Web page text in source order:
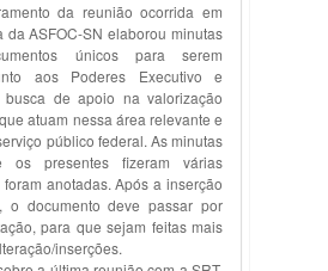
da reunião ocorrida em
da ASFOC-SN elaborou minutas
únicos para serem
aos Poderes Executivo e
busca de apoio na valorização
atuam nessa área relevante e
público federal. As minutas
os presentes fizeram várias
anotadas. Após a inserção
o documento deve passar por
para que sejam feitas mais
inserções.